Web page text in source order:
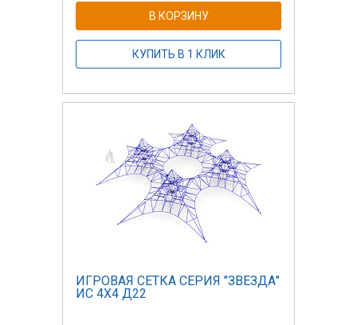
В КОРЗИНУ
КУПИТЬ В 1 КЛИК
ИГРОВАЯ СЕТКА СЕРИЯ "ЗВЕЗДА"
ИС 4Х4 Д22